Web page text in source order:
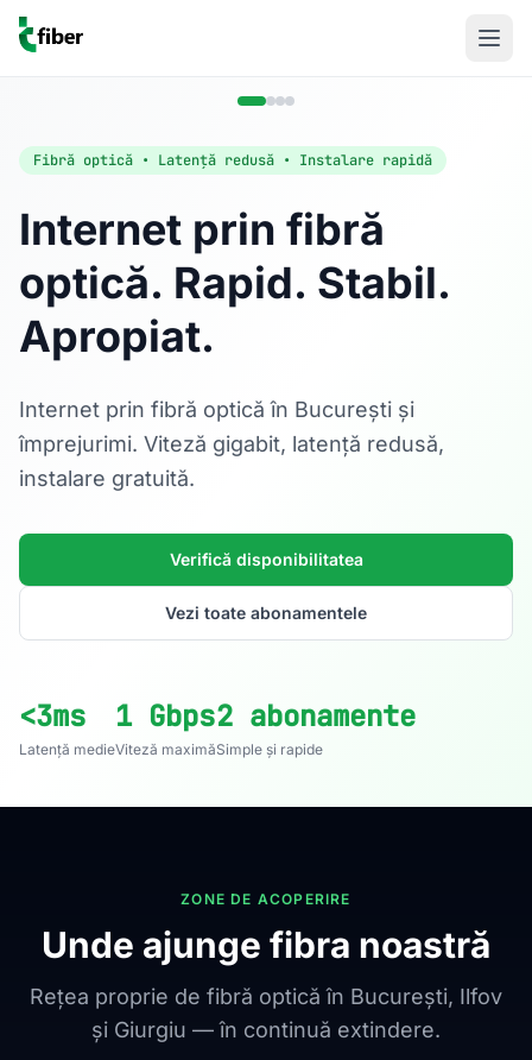
Fibră optică • Latență redusă • Instalare rapidă
Internet prin fibră
optică. Rapid. Stabil.
Apropiat.
Internet prin fibră optică în București și
împrejurimi. Viteză gigabit, latență redusă,
instalare gratuită.
Verifică disponibilitatea
Vezi toate abonamentele
<3ms
Latență medie
1 Gbps
Viteză maximă
2 abonamente
Simple și rapide
Acasă
Internet Rezidențial
Fibră optică până la 1 Gbps, direct în casa ta.
ZONE DE ACOPERIRE
Unde ajunge fibra noastră
Rețea proprie de fibră optică în București, Ilfov
și Giurgiu — în continuă extindere.